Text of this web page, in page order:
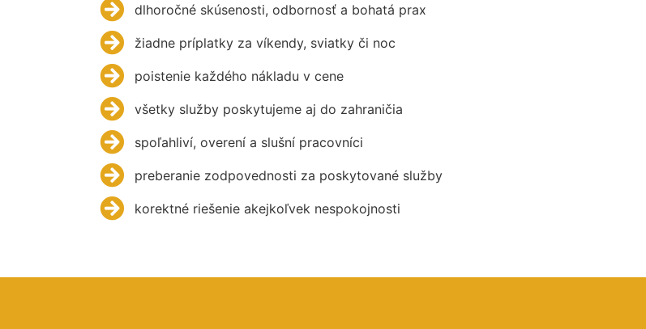
dlhoročné skúsenosti, odbornosť a bohatá prax
žiadne príplatky za víkendy, sviatky či noc
poistenie každého nákladu v cene
všetky služby poskytujeme aj do zahraničia
spoľahliví, overení a slušní pracovníci
preberanie zodpovednosti za poskytované služby
korektné riešenie akejkoľvek nespokojnosti